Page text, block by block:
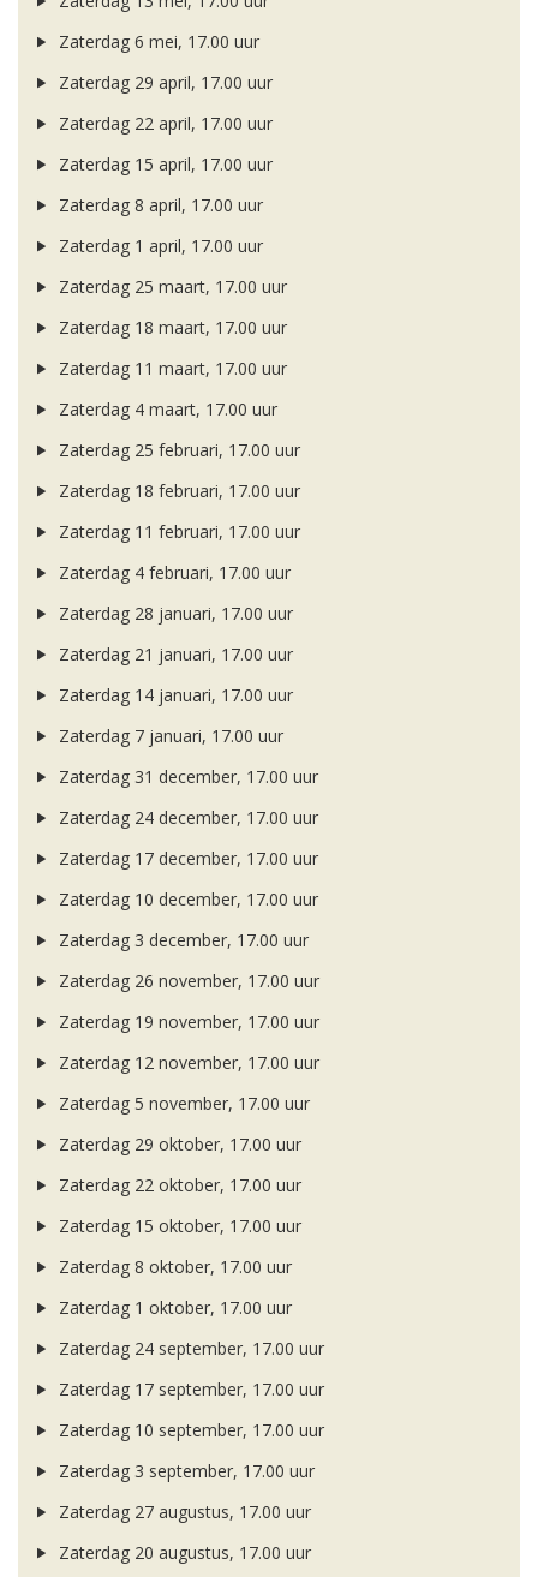
Zaterdag 6 mei, 17.00 uur
Zaterdag 29 april, 17.00 uur
Zaterdag 22 april, 17.00 uur
Zaterdag 15 april, 17.00 uur
Zaterdag 8 april, 17.00 uur
Zaterdag 1 april, 17.00 uur
Zaterdag 25 maart, 17.00 uur
Zaterdag 18 maart, 17.00 uur
Zaterdag 11 maart, 17.00 uur
Zaterdag 4 maart, 17.00 uur
Zaterdag 25 februari, 17.00 uur
Zaterdag 18 februari, 17.00 uur
Zaterdag 11 februari, 17.00 uur
Zaterdag 4 februari, 17.00 uur
Zaterdag 28 januari, 17.00 uur
Zaterdag 21 januari, 17.00 uur
Zaterdag 14 januari, 17.00 uur
Zaterdag 7 januari, 17.00 uur
Zaterdag 31 december, 17.00 uur
Zaterdag 24 december, 17.00 uur
Zaterdag 17 december, 17.00 uur
Zaterdag 10 december, 17.00 uur
Zaterdag 3 december, 17.00 uur
Zaterdag 26 november, 17.00 uur
Zaterdag 19 november, 17.00 uur
Zaterdag 12 november, 17.00 uur
Zaterdag 5 november, 17.00 uur
Zaterdag 29 oktober, 17.00 uur
Zaterdag 22 oktober, 17.00 uur
Zaterdag 15 oktober, 17.00 uur
Zaterdag 8 oktober, 17.00 uur
Zaterdag 1 oktober, 17.00 uur
Zaterdag 24 september, 17.00 uur
Zaterdag 17 september, 17.00 uur
Zaterdag 10 september, 17.00 uur
Zaterdag 3 september, 17.00 uur
Zaterdag 27 augustus, 17.00 uur
Zaterdag 20 augustus, 17.00 uur